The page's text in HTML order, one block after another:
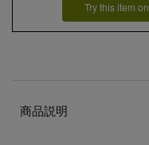
Try this item on
商品説明